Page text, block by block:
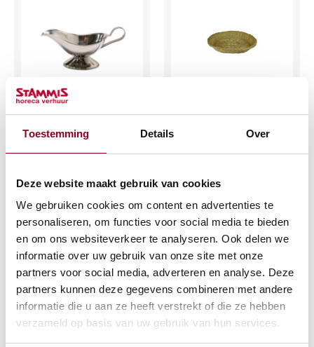
Toestemming Details Over
Deze website maakt gebruik van cookies
We gebruiken cookies om content en advertenties te
personaliseren, om functies voor social media te bieden
en om ons websiteverkeer te analyseren. Ook delen we
informatie over uw gebruik van onze site met onze
partners voor social media, adverteren en analyse. Deze
partners kunnen deze gegevens combineren met andere
informatie die u aan ze heeft verstrekt of die ze hebben
verzameld op basis van uw gebruik van hun services.
Sauciere RVS 0.35
ltr
€0,25
IN WINKELWAGEN
Meer info
30x35cm. riet
€2,04
IN WINKELWAGEN
Meer info